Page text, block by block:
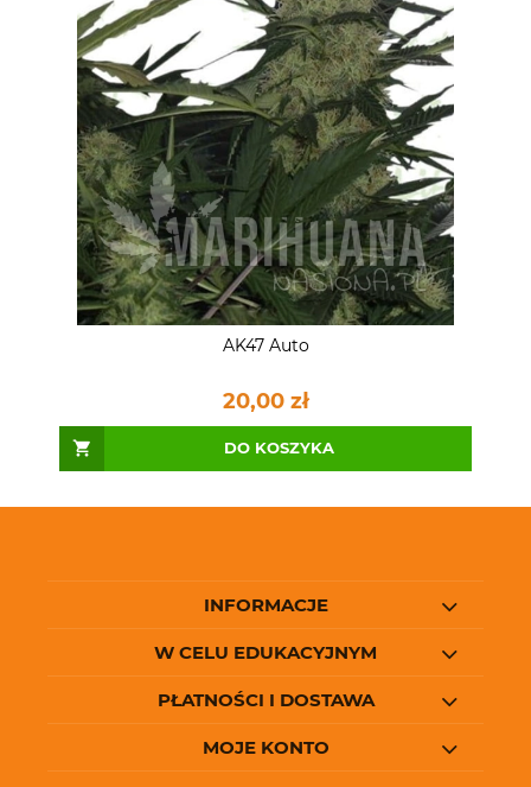
AK47 Auto
20,00 zł
DO KOSZYKA
INFORMACJE
W CELU EDUKACYJNYM
PŁATNOŚCI I DOSTAWA
MOJE KONTO